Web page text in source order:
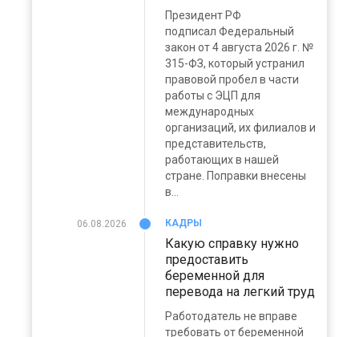
Президент РФ
подписал Федеральный
закон от 4 августа 2026 г. №
315-ФЗ, который устранил
правовой пробел в части
работы с ЭЦП для
международных
организаций, их филиалов и
представительств,
работающих в нашей
стране. Поправки внесены
в...
06.08.2026 КАДРЫ
Какую справку нужно
предоставить
беременной для
перевода на легкий труд
Работодатель не вправе
требовать от беременной